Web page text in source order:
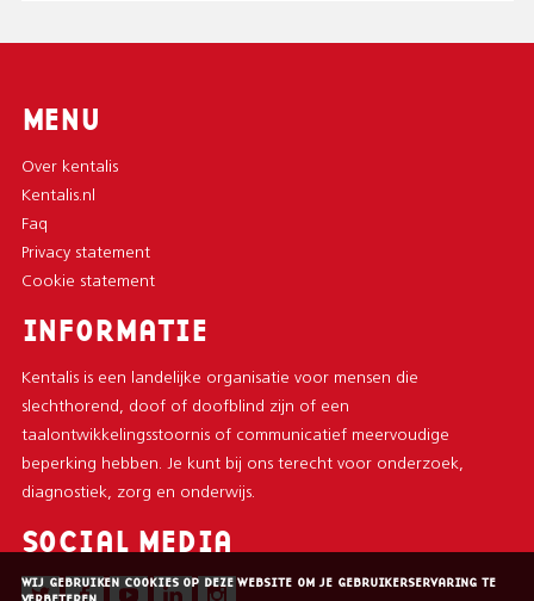
MENU
Over kentalis
Kentalis.nl
Faq
Privacy statement
Cookie statement
INFORMATIE
Kentalis is een landelijke organisatie voor mensen die
slechthorend, doof of doofblind zijn of een
taalontwikkelingsstoornis of communicatief meervoudige
beperking hebben. Je kunt bij ons terecht voor onderzoek,
diagnostiek, zorg en onderwijs.
SOCIAL MEDIA
WIJ GEBRUIKEN COOKIES OP DEZE WEBSITE OM JE GEBRUIKERSERVARING TE